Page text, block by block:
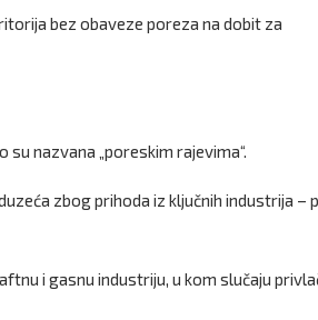
bez obaveze poreza na dobit za
nazvana „poreskim rajevima“.
zbog prihoda iz ključnih industrija –
i gasnu industriju, u kom slučaju